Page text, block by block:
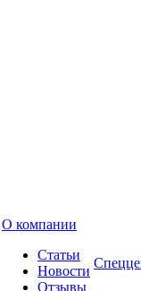
О компании
Статьи
Новости
Отзывы